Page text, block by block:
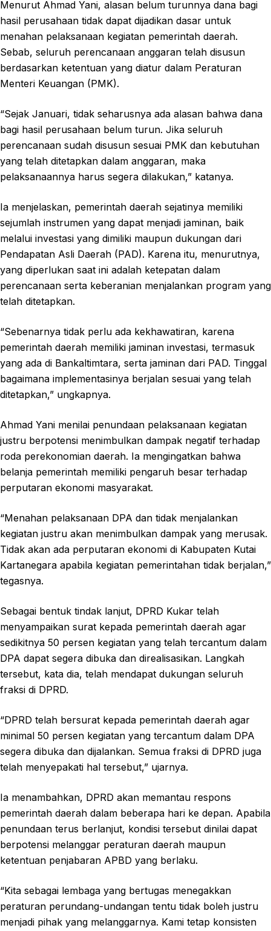
Menurut Ahmad Yani, alasan belum turunnya dana bagi
hasil perusahaan tidak dapat dijadikan dasar untuk
menahan pelaksanaan kegiatan pemerintah daerah.
Sebab, seluruh perencanaan anggaran telah disusun
berdasarkan ketentuan yang diatur dalam Peraturan
Menteri Keuangan (PMK).
“Sejak Januari, tidak seharusnya ada alasan bahwa dana
bagi hasil perusahaan belum turun. Jika seluruh
perencanaan sudah disusun sesuai PMK dan kebutuhan
yang telah ditetapkan dalam anggaran, maka
pelaksanaannya harus segera dilakukan,” katanya.
Ia menjelaskan, pemerintah daerah sejatinya memiliki
sejumlah instrumen yang dapat menjadi jaminan, baik
melalui investasi yang dimiliki maupun dukungan dari
Pendapatan Asli Daerah (PAD). Karena itu, menurutnya,
yang diperlukan saat ini adalah ketepatan dalam
perencanaan serta keberanian menjalankan program yang
telah ditetapkan.
“Sebenarnya tidak perlu ada kekhawatiran, karena
pemerintah daerah memiliki jaminan investasi, termasuk
yang ada di Bankaltimtara, serta jaminan dari PAD. Tinggal
bagaimana implementasinya berjalan sesuai yang telah
ditetapkan,” ungkapnya.
Ahmad Yani menilai penundaan pelaksanaan kegiatan
justru berpotensi menimbulkan dampak negatif terhadap
roda perekonomian daerah. Ia mengingatkan bahwa
belanja pemerintah memiliki pengaruh besar terhadap
perputaran ekonomi masyarakat.
“Menahan pelaksanaan DPA dan tidak menjalankan
kegiatan justru akan menimbulkan dampak yang merusak.
Tidak akan ada perputaran ekonomi di Kabupaten Kutai
Kartanegara apabila kegiatan pemerintahan tidak berjalan,”
tegasnya.
Sebagai bentuk tindak lanjut, DPRD Kukar telah
menyampaikan surat kepada pemerintah daerah agar
sedikitnya 50 persen kegiatan yang telah tercantum dalam
DPA dapat segera dibuka dan direalisasikan. Langkah
tersebut, kata dia, telah mendapat dukungan seluruh
fraksi di DPRD.
“DPRD telah bersurat kepada pemerintah daerah agar
minimal 50 persen kegiatan yang tercantum dalam DPA
segera dibuka dan dijalankan. Semua fraksi di DPRD juga
telah menyepakati hal tersebut,” ujarnya.
Ia menambahkan, DPRD akan memantau respons
pemerintah daerah dalam beberapa hari ke depan. Apabila
penundaan terus berlanjut, kondisi tersebut dinilai dapat
berpotensi melanggar peraturan daerah maupun
ketentuan penjabaran APBD yang berlaku.
“Kita sebagai lembaga yang bertugas menegakkan
peraturan perundang-undangan tentu tidak boleh justru
menjadi pihak yang melanggarnya. Kami tetap konsisten